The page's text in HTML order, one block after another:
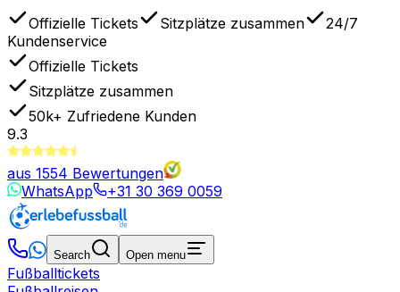
Offizielle Tickets Sitzplätze zusammen
24/7
Kundenservice
Offizielle Tickets
Sitzplätze zusammen
50k+ Zufriedene Kunden
9.3
aus 1554 Bewertungen
WhatsApp
+31 30 369 0059
Search Open menu
Fußballtickets